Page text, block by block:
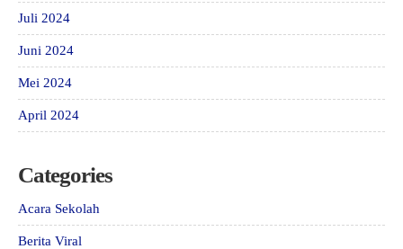
Juli 2024
Juni 2024
Mei 2024
April 2024
Categories
Acara Sekolah
Berita Viral